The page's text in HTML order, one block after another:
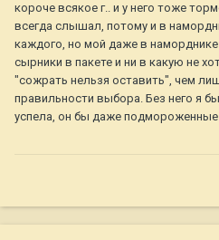
короче всякое г.. и у него тоже
всегда слышал, потому и в
каждого, но мой даже в
сырники в пакете и ни в какую не
"сожрать нельзя оставить", чем
правильности выбора. Без него я
успела, он бы даже